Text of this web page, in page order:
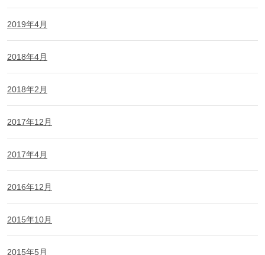
2019年4月
2018年4月
2018年2月
2017年12月
2017年4月
2016年12月
2015年10月
2015年5月